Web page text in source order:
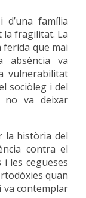
d’una família
la fragilitat. La
ferida que mai
absència va
vulnerabilitat
sociòleg i del
va deixar
la història del
contra el
i les cegueses
quan
va contemplar